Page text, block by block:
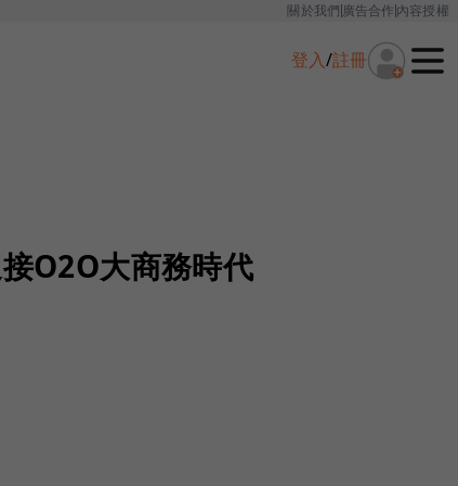
關於我們廣告合作內容授權
登入/註冊
O2O大商務時代